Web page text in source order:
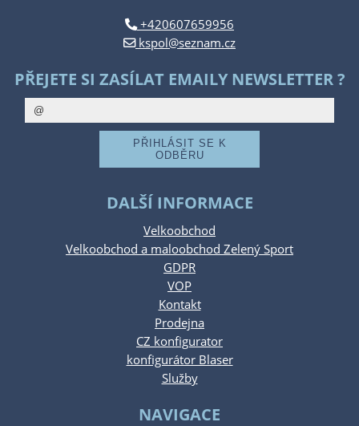
+420607659956
kspol@seznam.cz
PŘEJETE SI ZASÍLAT EMAILY NEWSLETTER ?
DALŠÍ INFORMACE
Velkoobchod
Velkoobchod a maloobchod Zelený Sport
GDPR
VOP
Kontakt
Prodejna
CZ konfigurator
konfigurátor Blaser
Služby
NAVIGACE